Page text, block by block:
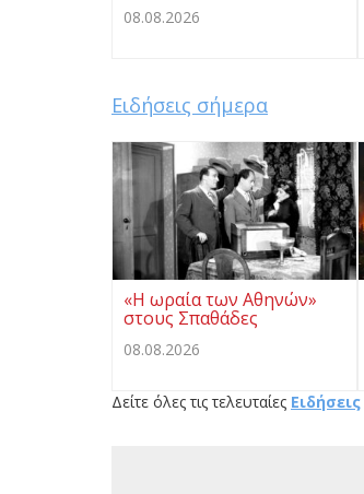
08.08.2026
Ειδήσεις σήμερα
«Η ωραία των Αθηνών»
στους Σπαθάδες
08.08.2026
Δείτε όλες τις τελευταίες Ειδήσεις